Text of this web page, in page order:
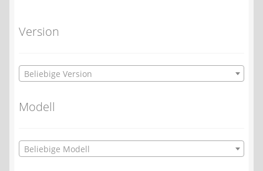
Version
Beliebige Version
Modell
Beliebige Modell